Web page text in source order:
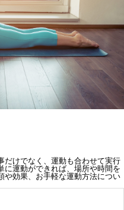
だけでなく、運動も合わせて実行
に運動ができれば、場所や時間を
や効果、お手軽な運動方法につい